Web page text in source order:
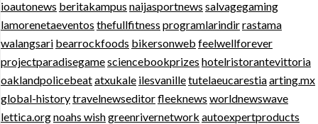
ioautonews beritakampus naijasportnews salvagegaming
lamorenetaeventos thefullfitness programlarindirrastama
walangsari bearrockfoods bikersonweb feelwellforever
projectparadisegamesciencebookprizes hotelristorantevittoria
oaklandpolicebeatatxukale ilesvanilletutelaeucarestiaarting.mx
global-historytravelnewseditorfleeknews worldnewswave
lettica.orgnoahs wishgreenrivernetwork autoexpertproducts